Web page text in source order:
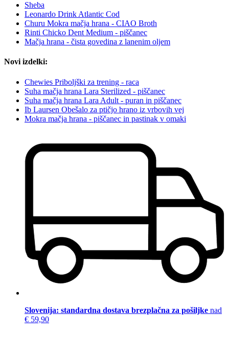
Sheba
Leonardo Drink Atlantic Cod
Churu Mokra mačja hrana - CIAO Broth
Rinti Chicko Dent Medium - piščanec
Mačja hrana - čista govedina z lanenim oljem
Novi izdelki:
Chewies Priboljški za trening - raca
Suha mačja hrana Lara Sterilized - piščanec
Suha mačja hrana Lara Adult - puran in piščanec
Ib Laursen Obešalo za ptičjo hrano iz vrbovih vej
Mokra mačja hrana - piščanec in pastinak v omaki
Slovenija: standardna dostava brezplačna za pošiljke nad
€ 59,90